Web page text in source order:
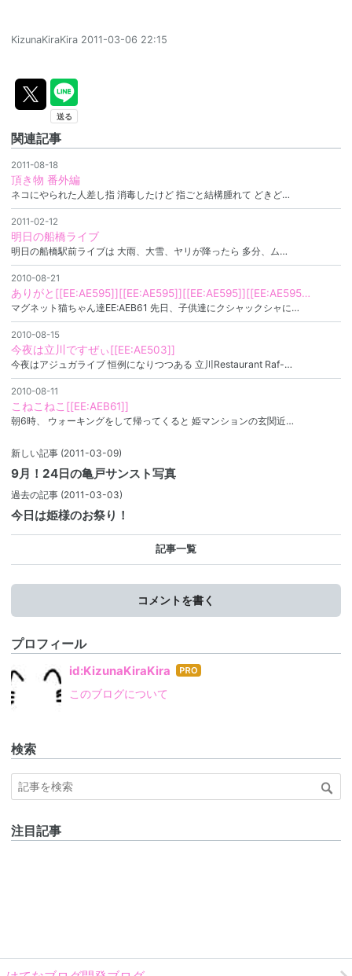
KizunaKiraKira 2011-03-06 22:15
関連記事
2011-08-18
頂き物 番外編
ネコにやられた人差し指 消毒したけど 指ごと結構腫れて どきど…
2011-02-12
明日の船橋ライブ
明日の船橋駅前ライブは 大雨、大雪、ヤリが降ったら 多分、ム…
2010-08-21
ありがと[[EE:AE595]][[EE:AE595]][[EE:AE595]][[EE:AE595…
マグネット猫ちゃん達EE:AEB61 先日、子供達にクシャックシャに…
2010-08-15
今夜は立川ですぜぃ[[EE:AE503]]
今夜はアジュガライブ 恒例になりつつある 立川Restaurant Raf-…
2010-08-11
こねこねこ[[EE:AEB61]]
朝6時、 ウォーキングをして帰ってくると 姫マンションの玄関近…
新しい記事 (2011-03-09)
9月！24日の亀戸サンスト写真
過去の記事 (2011-03-03)
今日は姫様のお祭り！
記事一覧
コメントを書く
プロフィール
id:KizunaKiraKira はて
このブログについて
検索
注目記事